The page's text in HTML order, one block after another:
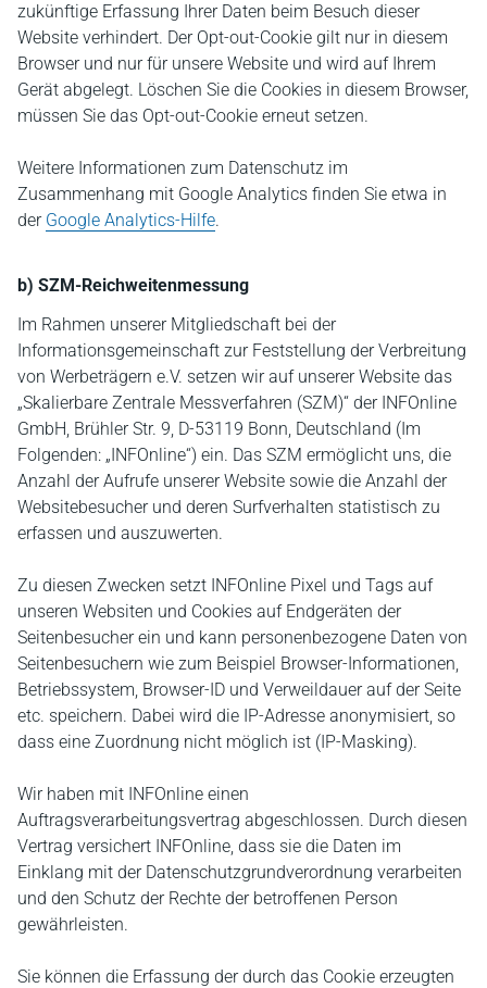
zukünftige Erfassung Ihrer Daten beim Besuch dieser
Website verhindert. Der Opt-out-Cookie gilt nur in diesem
Browser und nur für unsere Website und wird auf Ihrem
Gerät abgelegt. Löschen Sie die Cookies in diesem Browser,
müssen Sie das Opt-out-Cookie erneut setzen.
Weitere Informationen zum Datenschutz im
Zusammenhang mit Google Analytics finden Sie etwa in
der Google Analytics-Hilfe.
b) SZM-Reichweitenmessung
Im Rahmen unserer Mitgliedschaft bei der
Informationsgemeinschaft zur Feststellung der Verbreitung
von Werbeträgern e.V. setzen wir auf unserer Website das
„Skalierbare Zentrale Messverfahren (SZM)“ der INFOnline
GmbH, Brühler Str. 9, D-53119 Bonn, Deutschland (Im
Folgenden: „INFOnline“) ein. Das SZM ermöglicht uns, die
Anzahl der Aufrufe unserer Website sowie die Anzahl der
Websitebesucher und deren Surfverhalten statistisch zu
erfassen und auszuwerten.
Zu diesen Zwecken setzt INFOnline Pixel und Tags auf
unseren Websiten und Cookies auf Endgeräten der
Seitenbesucher ein und kann personenbezogene Daten von
Seitenbesuchern wie zum Beispiel Browser-Informationen,
Betriebssystem, Browser-ID und Verweildauer auf der Seite
etc. speichern. Dabei wird die IP-Adresse anonymisiert, so
dass eine Zuordnung nicht möglich ist (IP-Masking).
Wir haben mit INFOnline einen
Auftragsverarbeitungsvertrag abgeschlossen. Durch diesen
Vertrag versichert INFOnline, dass sie die Daten im
Einklang mit der Datenschutzgrundverordnung verarbeiten
und den Schutz der Rechte der betroffenen Person
gewährleisten.
Sie können die Erfassung der durch das Cookie erzeugten